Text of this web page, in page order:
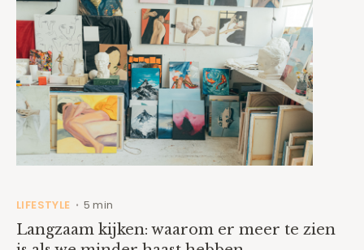
LIFESTYLE • 5 min
Langzaam kijken: waarom er meer te zien